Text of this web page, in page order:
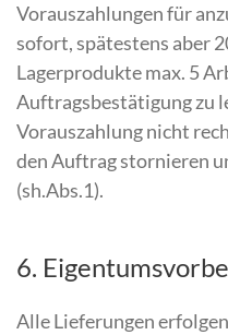
Vorauszahlungen für
sofort, spätestens aber
Lagerprodukte max. 5
Auftragsbestätigung zu
Vorauszahlung nicht
den Auftrag stornieren
(sh.Abs.1).
6.
Alle Lieferungen